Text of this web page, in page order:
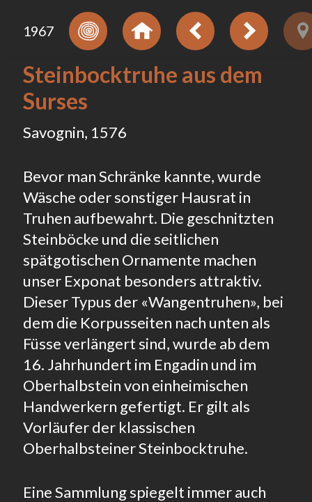
1967
Steinbocktruhe aus dem
Surses
Savognin, 1576
Bevor man Schränke kannte, wurde
Wäsche oder sonstiger Hausrat in
Truhen aufbewahrt. Die geschnitzten
Steinböcke und die seitlichen
spätgotischen Ornamente machen
unser Exponat besonders attraktiv.
Dieser Typus der «Wangentruhen», bei
dem die Korpusseiten nach unten als
Füsse verlängert sind, wurde ab dem
16. Jahrhundert im Engadin und im
Oberhalbstein von einheimischen
Handwerkern gefertigt. Er gilt als
Vorläufer der klassischen
Oberhalbsteiner Steinbocktruhe.
Eine Sammlung spiegelt immer auch